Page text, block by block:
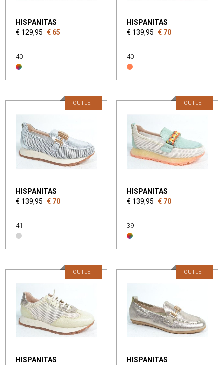
HISPANITAS
€ 129,95 € 65
40
HISPANITAS
€ 139,95 € 70
40
HISPANITAS
€ 139,95 € 70
OUTLET
41
HISPANITAS
€ 139,95 € 70
OUTLET
39
HISPANITAS
OUTLET
HISPANITAS
OUTLET